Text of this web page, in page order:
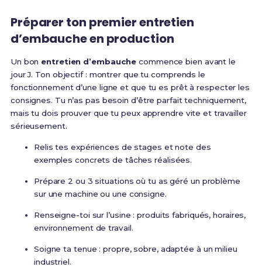
Préparer ton premier entretien
d’embauche en production
Un bon entretien d’embauche commence bien avant le
jour J. Ton objectif : montrer que tu comprends le
fonctionnement d’une ligne et que tu es prêt à respecter les
consignes. Tu n’as pas besoin d’être parfait techniquement,
mais tu dois prouver que tu peux apprendre vite et travailler
sérieusement.
Relis tes expériences de stages et note des
exemples concrets de tâches réalisées.
Prépare 2 ou 3 situations où tu as géré un problème
sur une machine ou une consigne.
Renseigne-toi sur l’usine : produits fabriqués, horaires,
environnement de travail.
Soigne ta tenue : propre, sobre, adaptée à un milieu
industriel.